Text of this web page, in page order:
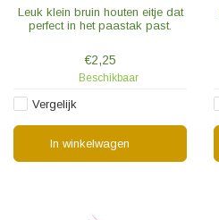
Leuk klein bruin houten eitje dat
perfect in het paastak past.
€2,25
Beschikbaar
Vergelijk
In winkelwagen